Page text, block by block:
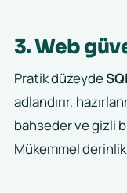
3. Web
Pratik düzeyde
adlandırır,
bahseder ve gizli
Mükemmel derinlik